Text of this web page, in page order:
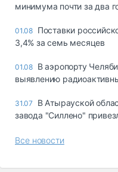
минимума почти за два
01.08 Поставки
3,4% за семь месяцев
01.08 В аэропорту
выявлению
31.07
В Атырауской
завода "Силлено"
Все новости